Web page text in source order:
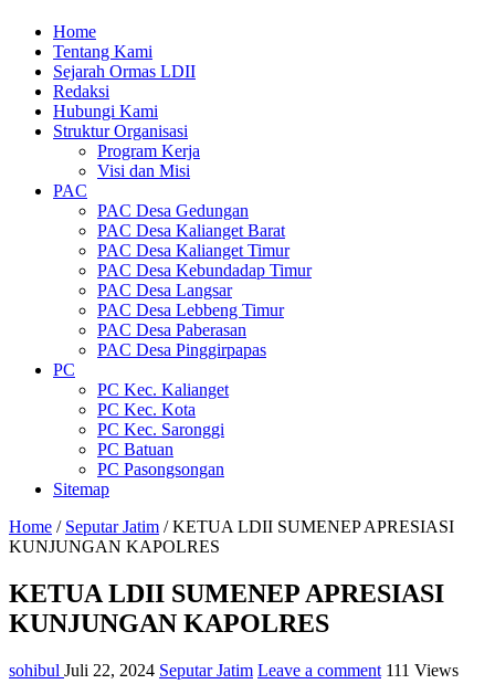
Home
Tentang Kami
Sejarah Ormas LDII
Redaksi
Hubungi Kami
Struktur Organisasi
Program Kerja
Visi dan Misi
PAC
PAC Desa Gedungan
PAC Desa Kalianget Barat
PAC Desa Kalianget Timur
PAC Desa Kebundadap Timur
PAC Desa Langsar
PAC Desa Lebbeng Timur
PAC Desa Paberasan
PAC Desa Pinggirpapas
PC
PC Kec. Kalianget
PC Kec. Kota
PC Kec. Saronggi
PC Batuan
PC Pasongsongan
Sitemap
Home / Seputar Jatim / KETUA LDII SUMENEP APRESIASI
KUNJUNGAN KAPOLRES
KETUA LDII SUMENEP APRESIASI
KUNJUNGAN KAPOLRES
sohibul Juli 22, 2024 Seputar Jatim Leave a comment 111 Views